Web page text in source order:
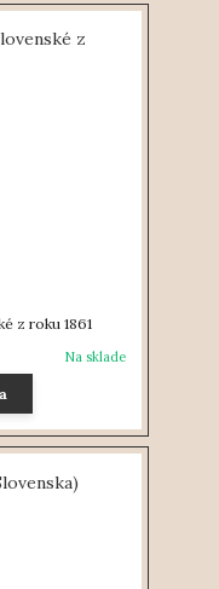
z roku 1861
Na sklade